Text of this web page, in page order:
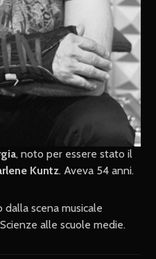
, noto per essere stato il
Kuntz. Aveva 54 anni.
scena musicale
alle scuole medie.